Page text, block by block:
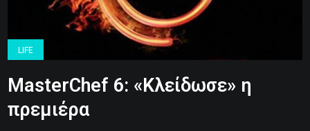
LIFE
MasterChef 6: «Κλείδωσε» η
πρεμιέρα